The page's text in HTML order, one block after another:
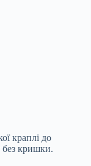
краплі до
без кришки.